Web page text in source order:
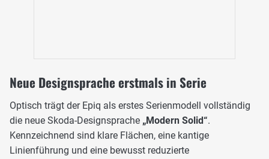
Neue Designsprache erstmals in Serie
Optisch trägt der Epiq als erstes Serienmodell vollständig
die neue Skoda-Designsprache „Modern Solid“.
Kennzeichnend sind klare Flächen, eine kantige
Linienführung und eine bewusst reduzierte